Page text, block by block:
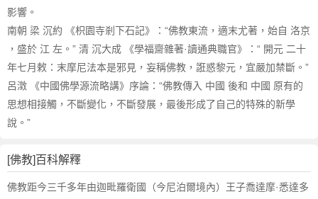
影響。
南朝 梁 沉約 《枳園寺剎下石記》：“佛教東流，適末尤著，始自 洛京
，盛於 江 左。” 清 沉大成 《學福齋雜著·讀通典職官》：“ 開元 二十
年七月敕：末摩尼法本是邪見，妄稱佛教，誑惑黎元，宜嚴加禁斷。”
呂澂 《中國佛學源流略講》序論：“佛教傳入 中國 後和 中國 原有的
思想相接觸，不斷變化，不斷發展，最後形成了自己的特殊的新學
說。”
[佛教]百科解釋
佛教距今三千多年由迦毗羅衛國（今尼泊爾境內）王子喬達摩·悉達多